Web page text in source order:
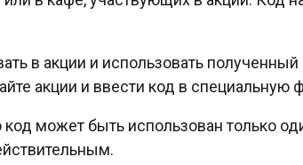
в акции и использовать
акции и ввести код в специальную
может быть использован только